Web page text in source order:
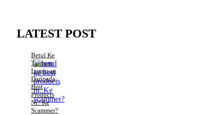
LATEST POST
Betul Ke
Tawaran
Lumayan
Daripada
Best
Products
Ni? Ke
Scammer?